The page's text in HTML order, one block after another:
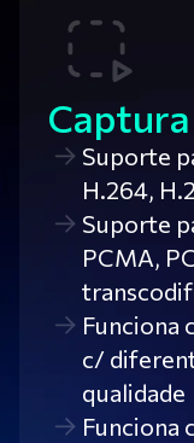
Suporte
Н.264,
Suporte
PCMA,
Funciona
c/
qualidade
Funciona